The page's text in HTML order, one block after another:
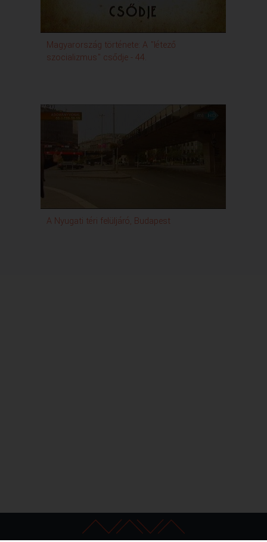
Magyarország története: A "létező
szocializmus" csődje - 44.
A Nyugati téri felüljáró, Budapest